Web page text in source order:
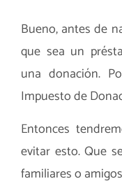
Bueno, antes de
que sea un
una donación.
Impuesto de
Entonces
evitar esto. Que
familiares o